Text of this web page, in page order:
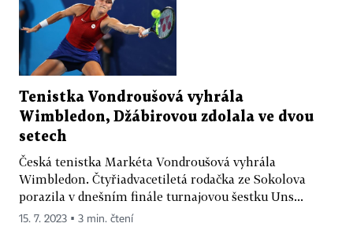
Tenistka Vondroušová vyhrála
Wimbledon, Džábirovou zdolala ve dvou
setech
Česká tenistka Markéta Vondroušová vyhrála
Wimbledon. Čtyřiadvacetiletá rodačka ze Sokolova
porazila v dnešním finále turnajovou šestku Uns...
15. 7. 2023 ▪ 3 min. čtení